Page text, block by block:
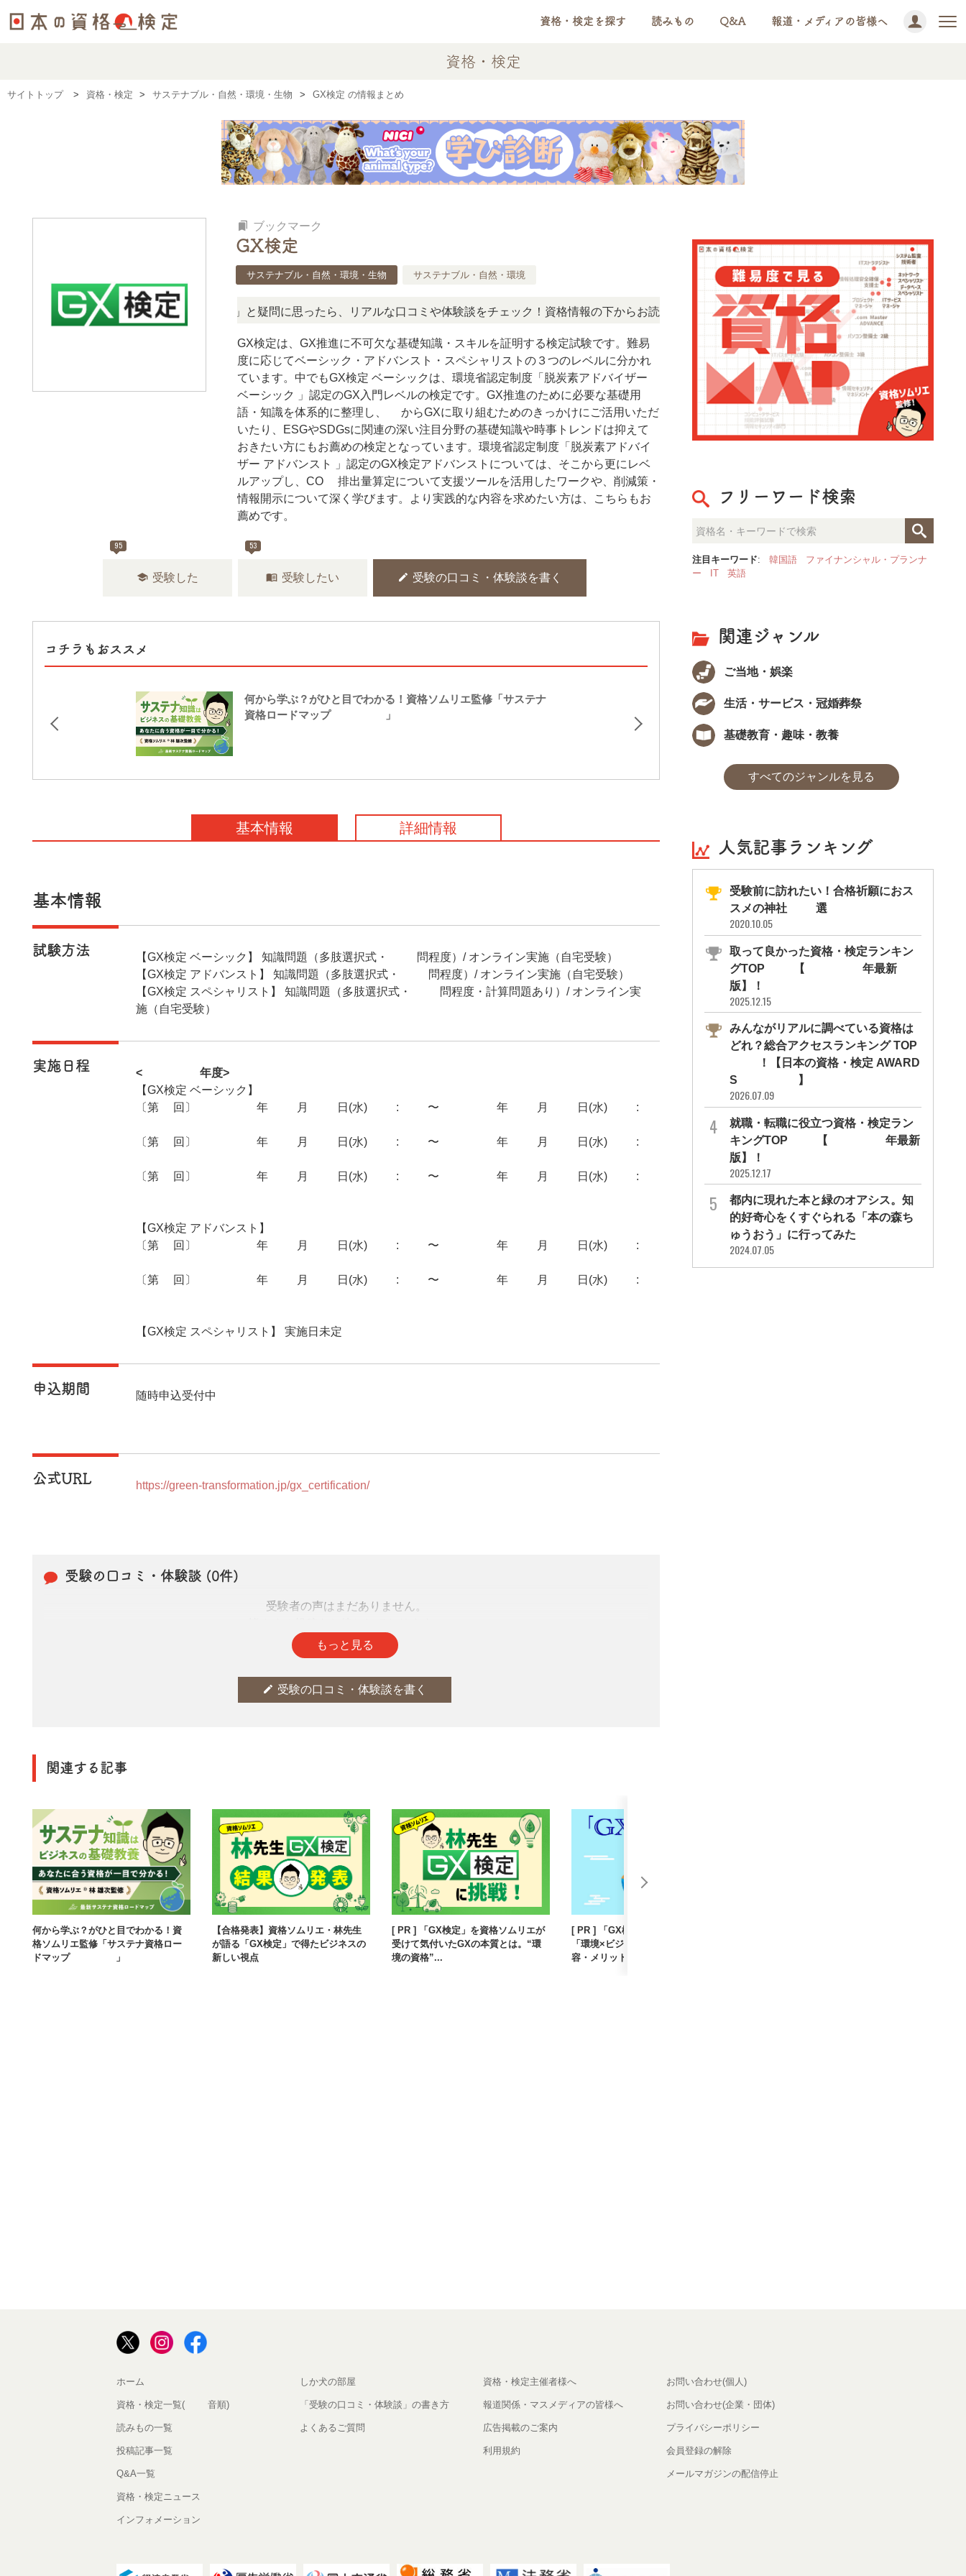
資格・検定を探す 読みもの Q&A 報道・メディアの皆様へ
資格・検定
サイトトップ 資格・検定 サステナブル・自然・環境・生物 GX検定 の情報まとめ
bookmarks ブックマーク
GX検定
サステナブル・自然・環境・生物 サステナブル・自然・環境
の検定、難しい？」「どんな試験？」と疑問に思ったら、リアルな口コミや体験談をチェック！資格情報の下からお読みいただけます。 NEWS! 「この検定、難しい？」「どんな試
GX検定は、GX推進に不可欠な基礎知識・スキルを証明する検定試験です。難易
度に応じてベーシック・アドバンスト・スペシャリストの３つのレベルに分かれ
ています。中でもGX検定 ベーシックは、環境省認定制度「脱炭素アドバイザー
ベーシック 」認定のGX入門レベルの検定です。GX推進のために必要な基礎用
語・知識を体系的に整理し、0からGXに取り組むためのきっかけにご活用いただ
いたり、ESGやSDGsに関連の深い注目分野の基礎知識や時事トレンドは抑えて
おきたい方にもお薦めの検定となっています。環境省認定制度「脱炭素アドバイ
ザー アドバンスト 」認定のGX検定アドバンストについては、そこから更にレベ
ルアップし、CO2排出量算定について支援ツールを活用したワークや、削減策・
情報開示について深く学びます。より実践的な内容を求めたい方は、こちらもお
薦めです。
95
school 受験した
53
menu_book 受験したい edit 受験の口コミ・体験談を書く
コチラもおススメ
何から学ぶ？がひと目でわかる！資格ソムリエ監修「サステナ
資格ロードマップ2026」
【合格発表】資格ソムリエ・林
基本情報 詳細情報
基本情報
試験方法
【GX検定 ベーシック】 知識問題（多肢選択式・50問程度）/ オンライン実施（自宅受験）
【GX検定 アドバンスト】 知識問題（多肢選択式・50問程度）/ オンライン実施（自宅受験）
【GX検定 スペシャリスト】 知識問題（多肢選択式・50問程度・計算問題あり）/ オンライン実
施（自宅受験）
実施日程
<2025年度>
【GX検定 ベーシック】
〔第2回〕 2025年05月14日(水)12:00〜2025年05月28日(水)17:
〔第3回〕 2025年08月13日(水)12:00〜2025年08月27日(水)17:
〔第4回〕 2025年11月12日(水)12:00〜2025年11月26日(水)17:
【GX検定 アドバンスト】
〔第2回〕 2025年07月09日(水)12:00〜2025年07月23日(水)17:
〔第3回〕 2025年10月15日(水)12:00〜2025年10月29日(水)17:
【GX検定 スペシャリスト】 実施日未定
申込期間 随時申込受付中
公式URL https://green-transformation.jp/gx_certification/
受験の口コミ・体験談 (0件)
受験者の声はまだありません。
もっと見る
edit 受験の口コミ・体験談を書く
関連する記事
何から学ぶ？がひと目でわかる！資
格ソムリエ監修「サステナ資格ロー
ドマップ2026」
【合格発表】資格ソムリエ・林先生
が語る「GX検定」で得たビジネスの
新しい視点
[ PR ] 「GX検定」を資格ソムリエが
受けて気付いたGXの本質とは。“環
境の資格”...
[ PR ] 「GX検定」とは？いま注目の
「環境×ビジネス」資格。学べる内
容・メリット...
フリーワード検索
注目キーワード: 韓国語
ファイナンシャル・プランナ
ー
IT 英語
関連ジャンル
ご当地・娯楽
生活・サービス・冠婚葬祭
基礎教育・趣味・教養
すべてのジャンルを見る
人気記事ランキング
受験前に訪れたい！合格祈願におス
スメの神社11選
2020.10.05
取って良かった資格・検定ランキン
グTOP10【2026年最新
版】！
2025.12.15
みんながリアルに調べている資格は
どれ？総合アクセスランキング TOP
10！【日本の資格・検定 AWARD
S 2026】
2026.07.09
就職・転職に役立つ資格・検定ラン
キングTOP30【2026年最新
版】！
2025.12.17
都内に現れた本と緑のオアシス。知
的好奇心をくすぐられる「本の森ち
ゅうおう」に行ってみた
2024.07.05
ホーム
資格・検定一覧(50音順)
読みもの一覧
投稿記事一覧
Q&A一覧
資格・検定ニュース
インフォメーション
しか犬の部屋
「受験の口コミ・体験談」の書き方
よくあるご質問
資格・検定主催者様へ
報道関係・マスメディアの皆様へ
広告掲載のご案内
利用規約
お問い合わせ(個人)
お問い合わせ(企業・団体)
プライバシーポリシー
会員登録の解除
メールマガジンの配信停止